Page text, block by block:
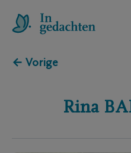
← Vorige
Rina